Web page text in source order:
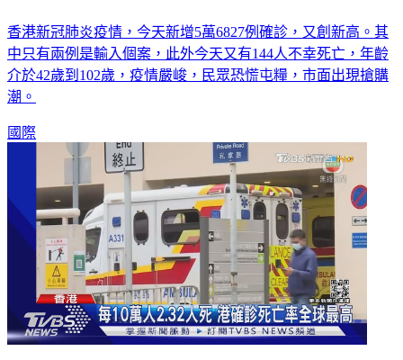
香港新冠肺炎疫情，今天新增5萬6827例確診，又創新高。其
中只有兩例是輸入個案，此外今天又有144人不幸死亡，年齡
介於42歲到102歲，疫情嚴峻，民眾恐慌屯糧，市面出現搶購
潮。
國際